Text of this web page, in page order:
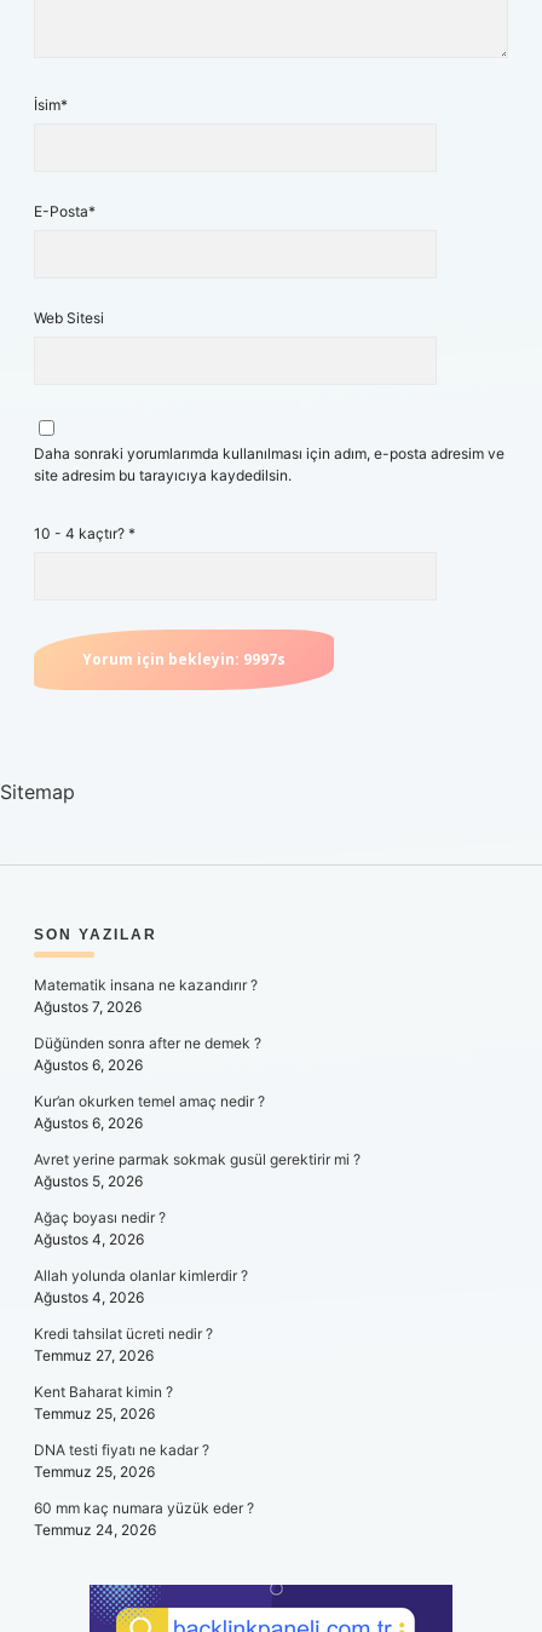
İsim*
E-Posta*
Web Sitesi
Daha sonraki yorumlarımda kullanılması için adım, e-posta adresim ve
site adresim bu tarayıcıya kaydedilsin.
10 - 4 kaçtır? *
Sitemap
SIDEBAR
SON YAZILAR
Matematik insana ne kazandırır ?
Ağustos 7, 2026
Düğünden sonra after ne demek ?
Ağustos 6, 2026
Kur’an okurken temel amaç nedir ?
Ağustos 6, 2026
Avret yerine parmak sokmak gusül gerektirir mi ?
Ağustos 5, 2026
Ağaç boyası nedir ?
Ağustos 4, 2026
Allah yolunda olanlar kimlerdir ?
Ağustos 4, 2026
Kredi tahsilat ücreti nedir ?
Temmuz 27, 2026
Kent Baharat kimin ?
Temmuz 25, 2026
DNA testi fiyatı ne kadar ?
Temmuz 25, 2026
60 mm kaç numara yüzük eder ?
Temmuz 24, 2026